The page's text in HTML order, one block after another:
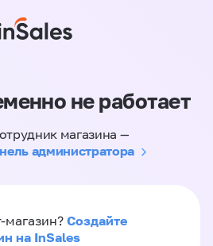
не работает
магазина —
администратора
магазин? Создайте
на InSales